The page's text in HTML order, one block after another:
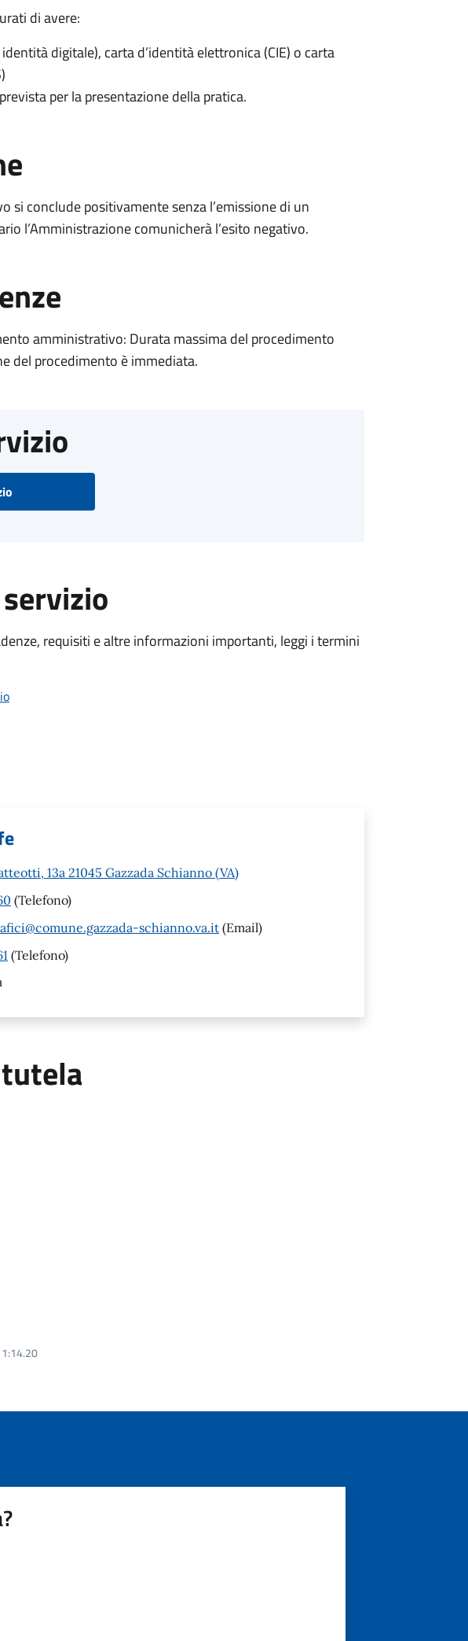
di avere:
digitale), carta d’identità elettronica (CIE) o carta
per la presentazione della pratica.
si conclude positivamente senza l’emissione di un
l’Amministrazione comunicherà l’esito negativo.
amministrativo: Durata massima del procedimento
del procedimento è immediata.
requisiti e altre informazioni importanti, leggi i termini
13a 21045 Gazzada Schianno (VA)
(Telefono)
schianno.va.it (Email)
(Telefono)